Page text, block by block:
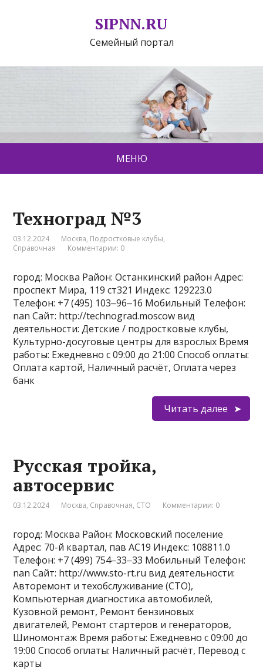
SIPNN.RU
Семейный портал
МЕНЮ
Техноград №3
03.12.2024 Москва, Подростковые клубы,
Справочная
Комментарии: 0
город: Москва Район: Останкинский район Адрес:
проспект Мира, 119 ст321 Индекс: 129223.0
Телефон: +7 (495) 103‒96‒16 Мобильный Телефон:
nan Сайт: http://technograd.moscow вид
деятельности: Детские / подростковые клубы,
Культурно-досуговые центры для взрослых Время
работы: Ежедневно с 09:00 до 21:00 Способ оплаты:
Оплата картой, Наличный расчёт, Оплата через
банк
Читать далее
Русская тройка,
автосервис
03.12.2024 Москва, Справочная, СТО Комментарии: 0
город: Москва Район: Московский поселение
Адрес: 70-й квартал, пав АС19 Индекс: 108811.0
Телефон: +7 (499) 754‒33‒33 Мобильный Телефон:
nan Сайт: http://www.sto-rt.ru вид деятельности:
Авторемонт и техобслуживание (СТО),
Компьютерная диагностика автомобилей,
Кузовной ремонт, Ремонт бензиновых
двигателей, Ремонт стартеров и генераторов,
Шиномонтаж Время работы: Ежедневно с 09:00 до
19:00 Способ оплаты: Наличный расчёт, Перевод с
карты